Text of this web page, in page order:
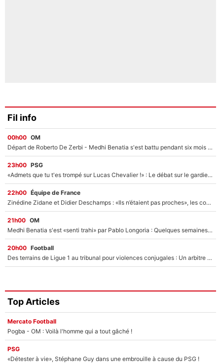
Fil info
00h00 OM
Départ de Roberto De Zerbi - Medhi Benatia s'est battu pendant six mois pour le retenir à l'OM, le PSG a été le naufrage de trop : «Je pars avec toi»
23h00 PSG
«Admets que tu t'es trompé sur Lucas Chevalier !» : Le débat sur le gardien du PSG vire au clash à l'After Foot
22h00 Équipe de France
Zinédine Zidane et Didier Deschamps : «Ils n’étaient pas proches», les confidences d’un membre de l’équipe de France 1998 sur leur relation spéciale
21h00 OM
Medhi Benatia s'est «senti trahi» par Pablo Longoria : Quelques semaines après son départ, l'ancien directeur de football de l'OM règle ses comptes
20h00 Football
Des terrains de Ligue 1 au tribunal pour violences conjugales : Un arbitre français encourt une peine de 18 mois de prison !
Top Articles
Mercato Football
Pogba - OM : Voilà l'homme qui a tout gâché !
PSG
«Détester à vie», Stéphane Guy dans une embrouille à cause du PSG !